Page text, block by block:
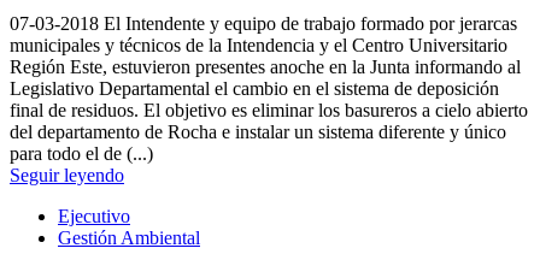
07-03-2018 El Intendente y equipo de trabajo formado por jerarcas
municipales y técnicos de la Intendencia y el Centro Universitario
Región Este, estuvieron presentes anoche en la Junta informando al
Legislativo Departamental el cambio en el sistema de deposición
final de residuos. El objetivo es eliminar los basureros a cielo abierto
del departamento de Rocha e instalar un sistema diferente y único
para todo el de (...)
Seguir leyendo
Ejecutivo
Gestión Ambiental